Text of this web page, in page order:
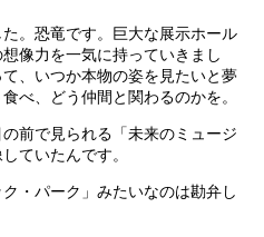
。恐竜です。巨大な展示ホール
像力を一気に持っていきまし
、いつか本物の姿を見たいと夢
べ、どう仲間と関わるのかを。
前で見られる「未来のミュージ
ていたんです。
・パーク」みたいなのは勘弁し